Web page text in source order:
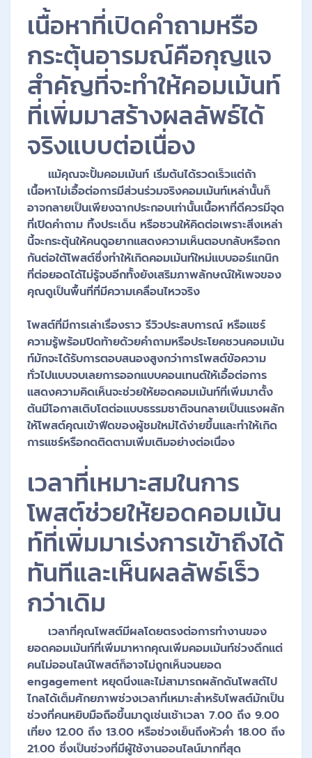
เนื้อหาที่เปิดคำถามหรือ
กระตุ้นอารมณ์คือกุญแจ
สำคัญที่จะทำให้คอมเม้นท์
ที่เพิ่มมาสร้างผลลัพธ์ได้
จริงแบบต่อเนื่อง
แม้คุณจะปั้มคอมเม้นท์ เริ่มต้นได้รวดเร็วแต่ถ้า
เนื้อหาไม่เอื้อต่อการมีส่วนร่วมจริงคอมเม้นท์เหล่านั้นก็
อาจกลายเป็นเพียงฉากประกอบเท่านั้นเนื้อหาที่ดีควรมีจุด
ที่เปิดคำถาม ทิ้งประเด็น หรือชวนให้คิดต่อเพราะสิ่งเหล่า
นี้จะกระตุ้นให้คนดูอยากแสดงความเห็นตอบกลับหรือถก
กันต่อใต้โพสต์ซึ่งทำให้เกิดคอมเม้นท์ใหม่แบบออร์แกนิก
ที่ต่อยอดได้ไม่รู้จบอีกทั้งยังเสริมภาพลักษณ์ให้เพจของ
คุณดูเป็นพื้นที่ที่มีความเคลื่อนไหวจริง
โพสต์ที่มีการเล่าเรื่องราว รีวิวประสบการณ์ หรือแชร์
ความรู้พร้อมปิดท้ายด้วยคำถามหรือประโยคชวนคอมเม้น
ท์มักจะได้รับการตอบสนองสูงกว่าการโพสต์ข้อความ
ทั่วไปแบบจบเลยการออกแบบคอนเทนต์ให้เอื้อต่อการ
แสดงความคิดเห็นจะช่วยให้ยอดคอมเม้นท์ที่เพิ่มมาตั้ง
ต้นมีโอกาสเติบโตต่อแบบธรรมชาติจนกลายเป็นแรงผลัก
ให้โพสต์คุณเข้าฟีดของผู้ชมใหม่ได้ง่ายขึ้นและทำให้เกิด
การแชร์หรือกดติดตามเพิ่มเติมอย่างต่อเนื่อง
เวลาที่เหมาะสมในการ
โพสต์ช่วยให้ยอดคอมเม้น
ท์ที่เพิ่มมาเร่งการเข้าถึงได้
ทันทีและเห็นผลลัพธ์เร็ว
กว่าเดิม
เวลาที่คุณโพสต์มีผลโดยตรงต่อการทำงานของ
ยอดคอมเม้นท์ที่เพิ่มมาหากคุณเพิ่มคอมเม้นท์ช่วงดึกแต่
คนไม่ออนไลน์โพสต์ก็อาจไม่ถูกเห็นจนยอด
engagement หยุดนิ่งและไม่สามารถผลักดันโพสต์ไป
ไกลได้เต็มศักยภาพช่วงเวลาที่เหมาะสำหรับโพสต์มักเป็น
ช่วงที่คนหยิบมือถือขึ้นมาดูเช่นเช้าเวลา 7.00 ถึง 9.00
เที่ยง 12.00 ถึง 13.00 หรือช่วงเย็นถึงหัวค่ำ 18.00 ถึง
21.00 ซึ่งเป็นช่วงที่มีผู้ใช้งานออนไลน์มากที่สุด